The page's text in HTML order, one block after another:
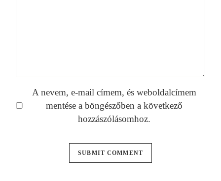
A nevem, e-mail címem, és weboldalcímem
mentése a böngészőben a következő
hozzászólásomhoz.